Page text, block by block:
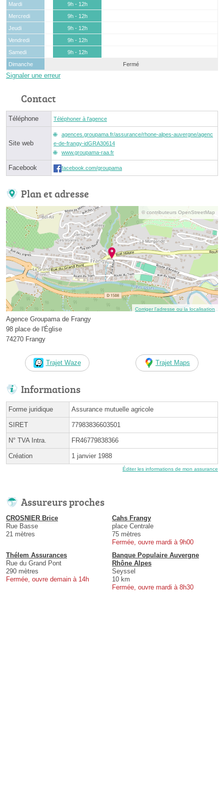
Mardi
9h - 12h
Mercredi
9h - 12h
Jeudi
9h - 12h
Vendredi
9h - 12h
Samedi
9h - 12h
Dimanche
Fermé
Signaler une erreur
Contact
Téléphone Téléphoner à l'agence
Site web
agences.groupama.fr/assurance/rhone-alpes-auvergne/agenc
e-de-frangy-idGRA30614
www.groupama-raa.fr
Facebook facebook.com/groupama
Plan et adresse
© contributeurs OpenStreetMap
Corriger l’adresse ou la localisation
Agence Groupama de Frangy
98 place de l'Église
74270 Frangy
Trajet Waze Trajet Maps
Informations
Forme juridique Assurance mutuelle agricole
SIRET 77983836603501
N° TVA Intra. FR46779838366
Création 1 janvier 1988
Éditer les informations de mon assurance
Assureurs proches
CROSNIER Brice
Rue Basse
21 mètres
Cahs Frangy
place Centrale
75 mètres
Fermée, ouvre mardi à 9h00
Thélem Assurances
Rue du Grand Pont
290 mètres
Fermée, ouvre demain à 14h
Banque Populaire Auvergne
Rhône Alpes
Seyssel
10 km
Fermée, ouvre mardi à 8h30